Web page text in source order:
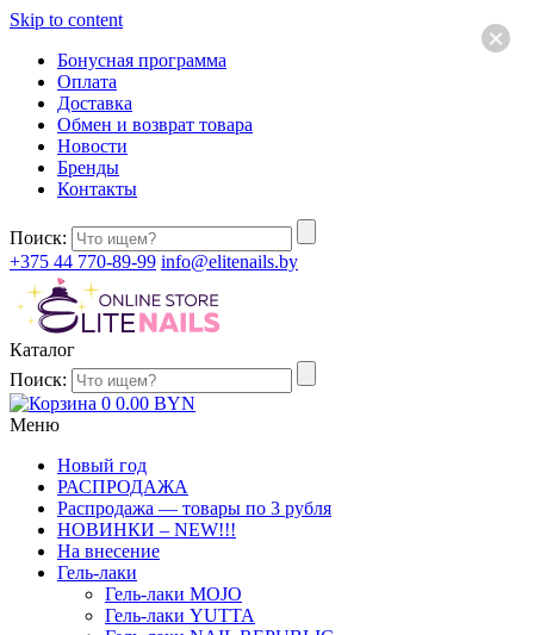
Skip to content
Бонусная программа
Оплата
Доставка
Обмен и возврат товара
Новости
Бренды
Контакты
Поиск:
+375 44 770-89-99 info@elitenails.by
Каталог
Поиск:
0 0.00 BYN
Меню
Новый год
РАСПРОДАЖА
Распродажа — товары по 3 рубля
НОВИНКИ – NEW!!!
На внесение
Гель-лаки
Гель-лаки MOJO
Гель-лаки YUTTA
×